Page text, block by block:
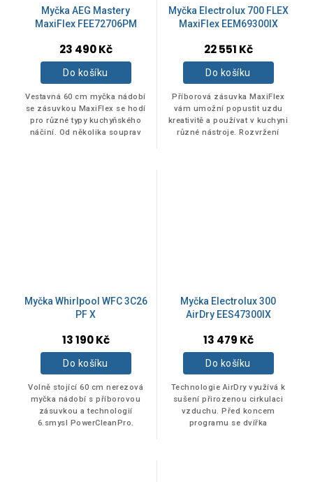
Myčka AEG Mastery
MaxiFlex FEE72706PM
23 490 Kč
Do košíku
Vestavná 60 cm myčka nádobí
se zásuvkou MaxiFlex se hodí
pro různé typy kuchyňského
náčiní. Od několika souprav
Myčka Electrolux 700 FLEX
MaxiFlex EEM69300IX
22 551 Kč
Do košíku
Příborová zásuvka MaxiFlex
vám umožní popustit uzdu
kreativitě a používat v kuchyni
různé nástroje. Rozvržení
Myčka Whirlpool WFC 3C26
PF X
13 190 Kč
Do košíku
Volně stojící 60 cm nerezová
myčka nádobí s příborovou
zásuvkou a technologií
6.smysl PowerCleanPro.
Myčka Electrolux 300
AirDry EES47300IX
13 479 Kč
Do košíku
Technologie AirDry využívá k
sušení přirozenou cirkulaci
vzduchu. Před koncem
programu se dvířka